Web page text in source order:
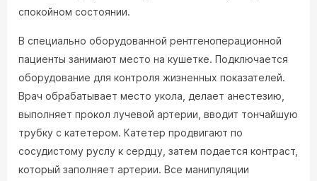
спокойном состоянии.
В специально оборудованной рентгеноперационной
пациенты занимают место на кушетке. Подключается
оборудование для контроля жизненных показателей.
Врач обрабатывает место укола, делает анестезию,
выполняет прокол лучевой артерии, вводит тончайшую
трубку с катетером. Катетер продвигают по
сосудистому руслу к сердцу, затем подается контраст,
который заполняет артерии. Все манипуляции